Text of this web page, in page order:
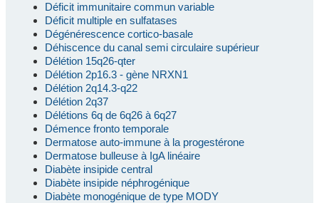
Déficit immunitaire commun variable
Déficit multiple en sulfatases
Dégénérescence cortico-basale
Déhiscence du canal semi circulaire supérieur
Délétion 15q26-qter
Délétion 2p16.3 - gène NRXN1
Délétion 2q14.3-q22
Délétion 2q37
Délétions 6q de 6q26 à 6q27
Démence fronto temporale
Dermatose auto-immune à la progestérone
Dermatose bulleuse à IgA linéaire
Diabète insipide central
Diabète insipide néphrogénique
Diabète monogénique de type MODY